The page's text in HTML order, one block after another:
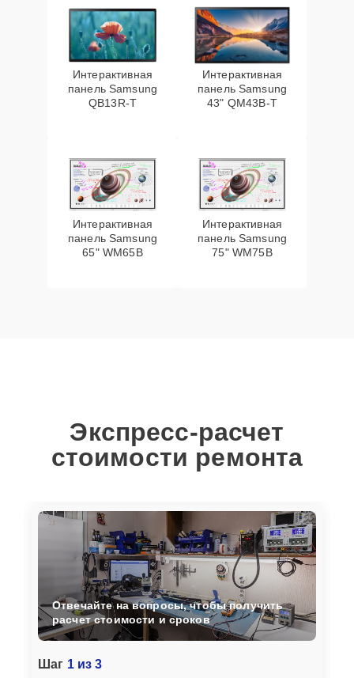
Интерактивная
панель Samsung
QB13R-T
Интерактивная
панель Samsung
43" QM43B-T
Интерактивная
панель Samsung
65" WM65B
Интерактивная
панель Samsung
75" WM75B
Экспресс-расчет
стоимости ремонта
Шаг 1 из 3
Отвечайте на вопросы, чтобы получить
расчет стоимости и сроков